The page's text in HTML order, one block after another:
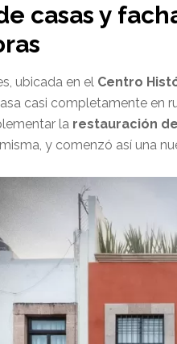
casas y
ubicada en el Centro
casi completamente en
la restauración
y comenzó así una